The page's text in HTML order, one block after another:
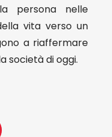
persona nelle
vita verso un
a riaffermare
società di oggi.